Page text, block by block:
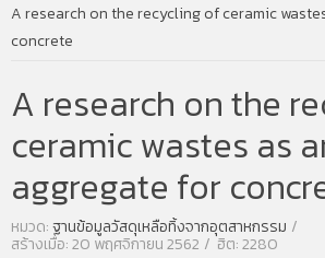
A research on the recycling of ceramic
concrete
A research on the
ceramic wastes as
aggregate for
หมวด:ฐานข้อมูลวัสดุเหลือทิ้งจากอุตสาหกรรม
สร้างเมื่อ: 20 พฤศจิกายน 2562 ฮิต: 2280